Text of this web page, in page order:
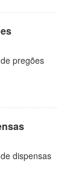
pregões
dispensas